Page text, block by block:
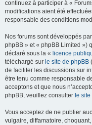
continuez à participer à «
modifications aient été
responsable des conditions
Nos forums sont développés
phpBB » et « phpBB Limited »)
déclaré sous la « licence
téléchargé sur le site de phpBB
de faciliter les discussions sur
être tenu comme responsable
acceptons et que nous
phpBB, veuillez consulter le
Vous acceptez de ne publier
vulgaire, diffamatoire,